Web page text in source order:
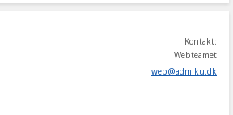
Kontakt:
Webteamet
web@adm.ku.dk